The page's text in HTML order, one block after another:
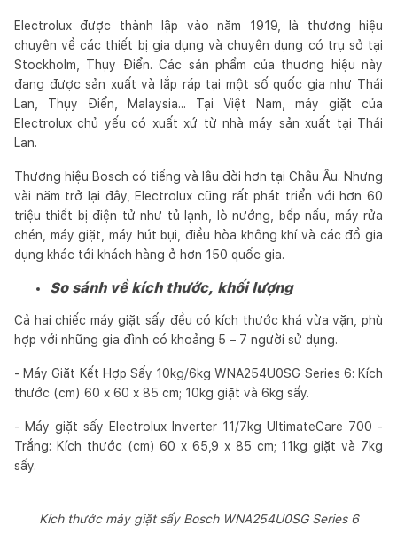
Electrolux được thành lập vào năm 1919, là thương hiệu
chuyên về các thiết bị gia dụng và chuyên dụng có trụ sở tại
Stockholm, Thụy Điển. Các sản phẩm của thương hiệu này
đang được sản xuất và lắp ráp tại một số quốc gia như Thái
Lan, Thụy Điển, Malaysia... Tại Việt Nam, máy giặt của
Electrolux chủ yếu có xuất xứ từ nhà máy sản xuất tại Thái
Lan.
Thương hiệu Bosch có tiếng và lâu đời hơn tại Châu Âu. Nhưng
vài năm trở lại đây, Electrolux cũng rất phát triển với hơn 60
triệu thiết bị điện tử như tủ lạnh, lò nướng, bếp nấu, máy rửa
chén, máy giặt, máy hút bụi, điều hòa không khí và các đồ gia
dụng khác tới khách hàng ở hơn 150 quốc gia.
So sánh về kích thước, khối lượng
Cả hai chiếc máy giặt sấy đều có kích thước khá vừa vặn, phù
hợp với những gia đình có khoảng 5 – 7 người sử dụng.
- Máy Giặt Kết Hợp Sấy 10kg/6kg WNA254U0SG Series 6: Kích
thước (cm) 60 x 60 x 85 cm; 10kg giặt và 6kg sấy.
- Máy giặt sấy Electrolux Inverter 11/7kg UltimateCare 700 -
Trắng: Kích thước (cm) 60 x 65,9 x 85 cm; 11kg giặt và 7kg
sấy.
Kích thước máy giặt sấy Bosch WNA254U0SG Series 6